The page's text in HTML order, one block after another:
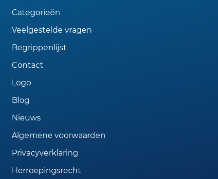
Categorieën
Veelgestelde vragen
Begrippenlijst
Contact
Logo
Blog
Nieuws
Algemene voorwaarden
Privacyverklaring
Herroepingsrecht